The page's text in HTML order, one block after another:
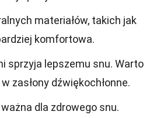
materiałów, takich jak
komfortowa.
sprzyja lepszemu snu. Warto
zasłony dźwiękochłonne.
dla zdrowego snu.